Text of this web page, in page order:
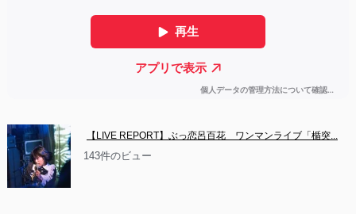
【LIVE REPORT】ぶっ恋呂百花　ワンマンライブ「楯突...
143件のビュー